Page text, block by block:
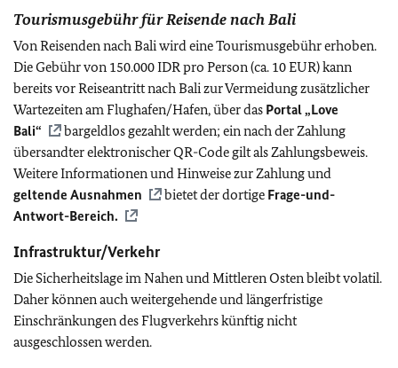
Tourismusgebühr für Reisende nach Bali
Von Reisenden nach Bali wird eine Tourismusgebühr erhoben.
Die Gebühr von 150.000 IDR pro Person (ca. 10 EUR) kann
bereits vor Reiseantritt nach Bali zur Vermeidung zusätzlicher
Wartezeiten am Flughafen/Hafen, über das Portal „Love
Bali“
bargeldlos gezahlt werden; ein nach der Zahlung
übersandter elektronischer QR-Code gilt als Zahlungsbeweis.
Weitere Informationen und Hinweise zur Zahlung und
geltende Ausnahmen
bietet der dortige Frage-und-
Antwort-Bereich.
Infrastruktur/Verkehr
Die Sicherheitslage im Nahen und Mittleren Osten bleibt volatil.
Daher können auch weitergehende und längerfristige
Einschränkungen des Flugverkehrs künftig nicht
ausgeschlossen werden.